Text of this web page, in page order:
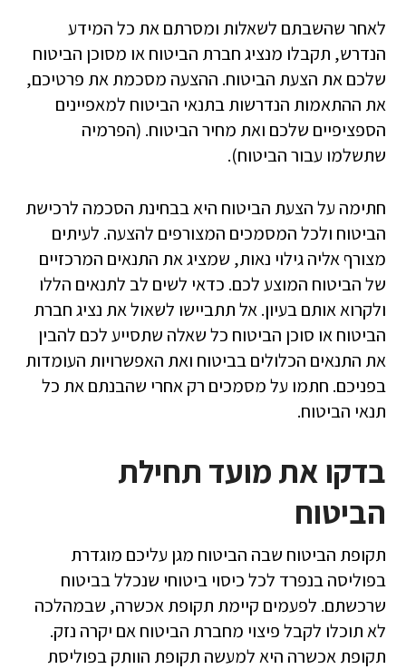
לאחר שהשבתם לשאלות ומסרתם את כל המידע
הנדרש, תקבלו מנציג חברת הביטוח או מסוכן הביטוח
שלכם את הצעת הביטוח. ההצעה מסכמת את פרטיכם,
את ההתאמות הנדרשות בתנאי הביטוח למאפיינים
הספציפיים שלכם ואת מחיר הביטוח. (הפרמיה
שתשלמו עבור הביטוח).
חתימה על הצעת הביטוח היא בבחינת הסכמה לרכישת
הביטוח ולכל המסמכים המצורפים להצעה. לעיתים
מצורף אליה גילוי נאות, שמציג את התנאים המרכזיים
של הביטוח המוצע לכם. כדאי לשים לב לתנאים הללו
ולקרוא אותם בעיון. אל תתביישו לשאול את נציג חברת
הביטוח או סוכן הביטוח כל שאלה שתסייע לכם להבין
את התנאים הכלולים בביטוח ואת האפשרויות העומדות
בפניכם. חתמו על מסמכים רק אחרי שהבנתם את כל
תנאי הביטוח.
בדקו את מועד תחילת
הביטוח
תקופת הביטוח שבה הביטוח מגן עליכם מוגדרת
בפוליסה בנפרד לכל כיסוי ביטוחי שנכלל בביטוח
שרכשתם. לפעמים קיימת תקופת אכ​שרה, שבמהלכה
לא תוכלו לקבל פיצוי מחברת הביטוח אם יקרה נזק.
תקופת אכשרה היא למעשה תקופת הוותק בפוליסת